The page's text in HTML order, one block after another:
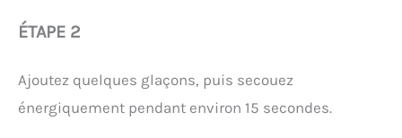
ÉTAPE 2
Ajoutez quelques glaçons, puis secouez
énergiquement pendant environ 15 secondes.